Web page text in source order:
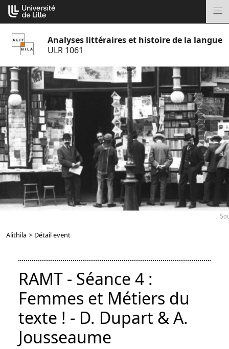
Aller
au
Analyses littéraires et histoire de la langue
ULR 1061
Alithila > Détail event
RAMT - Séance 4 :
Femmes et Métiers du
texte ! - D. Dupart & A.
Jousseaume
Cookies management panel